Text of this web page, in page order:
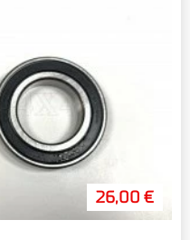
26,00 €